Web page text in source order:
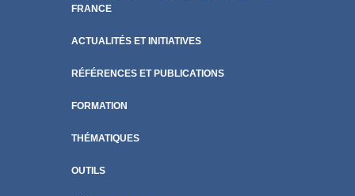
FRANCE
ACTUALITÉS ET INITIATIVES
RÉFÉRENCES ET PUBLICATIONS
FORMATION
THÉMATIQUES
OUTILS